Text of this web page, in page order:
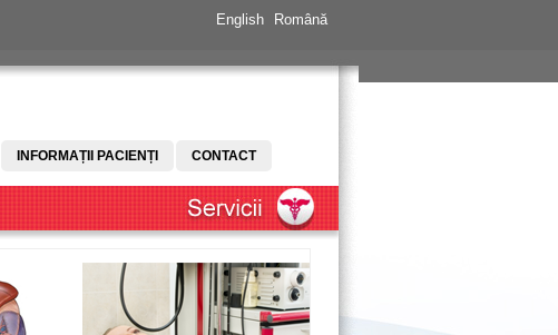
English Română
INFORMAȚII PACIENȚI CONTACT